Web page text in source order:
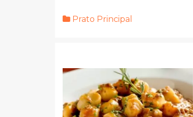
Prato Principal